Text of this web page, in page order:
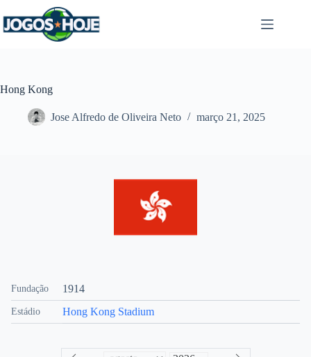
para
o
Hong Kong
Jose Alfredo de Oliveira Neto março 21, 2025
Fundação 1914
Estádio Hong Kong Stadium